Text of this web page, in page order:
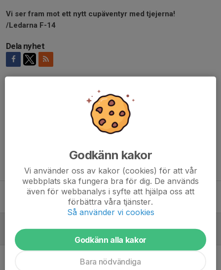
Vi ser fram mot ett nytt cupäventyr med tjejerna!
/Ledarna F-14
Dela nyhet
18 jun, 07:00
Ta gärna med en varsin mugg eller extra flaska då det
kommer att finnas sportdryck med vätskeersättning för
Tidigare nyheter
Ny lagindelning för höstsäsongen m.m..
28 jul, 22:50 0
0
Godkänn kakor
Vi använder oss av kakor (cookies) för att vår
webbplats ska fungera bra för dig. De används
även för webbanalys i syfte att hjälpa oss att
förbättra våra tjänster.
Så använder vi cookies
Godkänn alla kakor
Bara nödvändiga